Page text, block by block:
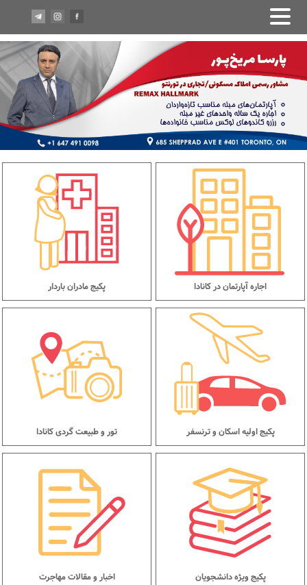
اجاره آپارتمان در کانادا پکیج مادران باردار
پکیج اولیه اسکان و ترنسفر تور و طبیعت گردی کانادا
پکیج ویژه دانشجویان اخبار و مقالات مهاجرت